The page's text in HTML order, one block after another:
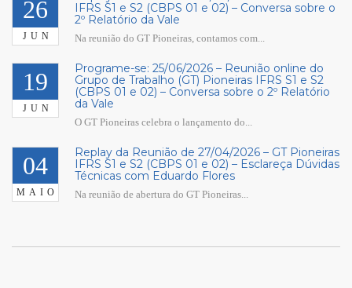
26
JUN
IFRS S1 e S2 (CBPS 01 e 02) – Conversa sobre o
2º Relatório da Vale
Na reunião do GT Pioneiras, contamos com...
19
JUN
Programe-se: 25/06/2026 – Reunião online do
Grupo de Trabalho (GT) Pioneiras IFRS S1 e S2
(CBPS 01 e 02) – Conversa sobre o 2º Relatório
da Vale
O GT Pioneiras celebra o lançamento do...
04
MAIO
Replay da Reunião de 27/04/2026 – GT Pioneiras
IFRS S1 e S2 (CBPS 01 e 02) – Esclareça Dúvidas
Técnicas com Eduardo Flores
Na reunião de abertura do GT Pioneiras...